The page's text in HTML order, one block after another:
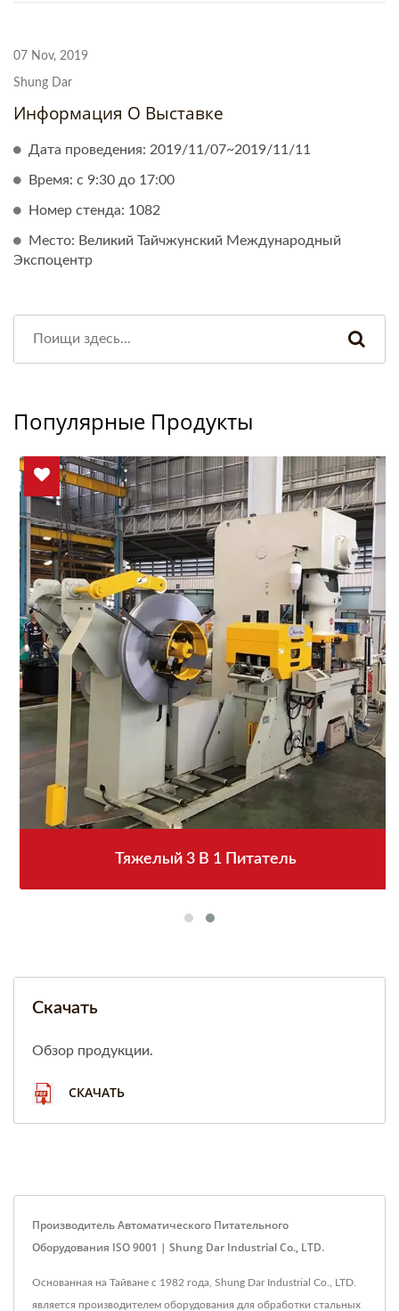
07 Nov, 2019
Shung Dar
Информация О Выставке
Дата проведения: 2019/11/07~2019/11/11
Время: с 9:30 до 17:00
Номер стенда: 1082
Место: Великий Тайчжунский Международный
Экспоцентр
Популярные Продукты
Тяжелый 3 В 1 Питатель
Скачать
Обзор продукции.
СКАЧАТЬ
Производитель Автоматического Питательного
Оборудования ISO 9001 | Shung Dar Industrial Co., LTD.
Основанная на Тайване с 1982 года, Shung Dar Industrial Co., LTD.
является производителем оборудования для обработки стальных